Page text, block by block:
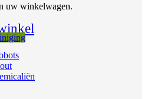
uw winkelwagen.